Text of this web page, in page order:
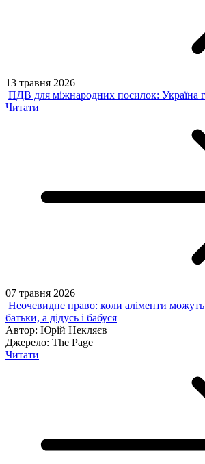
13 травня 2026
ПДВ для міжнародних посилок: Україна
Читати
07 травня 2026
Неочевидне право: коли аліменти можуть
батьки, а дідусь і бабуся
Автор: Юрій Некляєв
Джерело: The Page
Читати